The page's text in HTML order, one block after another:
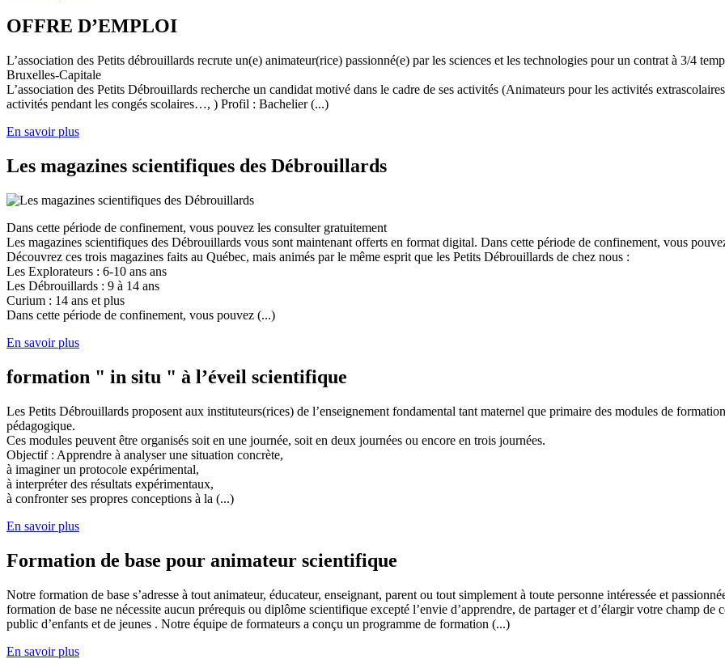
OFFRE D’EMPLOI
L’association des Petits débrouillards recrute un(e) animateur(rice) passionné(e) par les sciences et les technologies pour un contrat à 3/4
Bruxelles-Capitale
L’association des Petits Débrouillards recherche un candidat motivé dans le cadre de ses activités (Animateurs pour les activités
activités pendant les congés scolaires…, ) Profil : Bachelier (...)
En savoir plus
Les magazines scientifiques des Débrouillards
Dans cette période de confinement, vous pouvez les consulter gratuitement
Les magazines scientifiques des Débrouillards vous sont maintenant offerts en format digital. Dans cette période de confinement, vous
Découvrez ces trois magazines faits au Québec, mais animés par le même esprit que les Petits Débrouillards de chez nous :
Les Explorateurs : 6-10 ans ans
Les Débrouillards : 9 à 14 ans
Curium : 14 ans et plus
Dans cette période de confinement, vous pouvez (...)
En savoir plus
formation " in situ " à l’éveil scientifique
Les Petits Débrouillards proposent aux instituteurs(rices) de l’enseignement fondamental tant maternel que primaire des modules de
pédagogique.
Ces modules peuvent être organisés soit en une journée, soit en deux journées ou encore en trois journées.
Objectif : Apprendre à analyser une situation concrète,
à imaginer un protocole expérimental,
à interpréter des résultats expérimentaux,
à confronter ses propres conceptions à la (...)
En savoir plus
Formation de base pour animateur scientifique
Notre formation de base s’adresse à tout animateur, éducateur, enseignant, parent ou tout simplement à toute personne intéressée et
formation de base ne nécessite aucun prérequis ou diplôme scientifique excepté l’envie d’apprendre, de partager et d’élargir votre champ de
public d’enfants et de jeunes . Notre équipe de formateurs a conçu un programme de formation (...)
En savoir plus